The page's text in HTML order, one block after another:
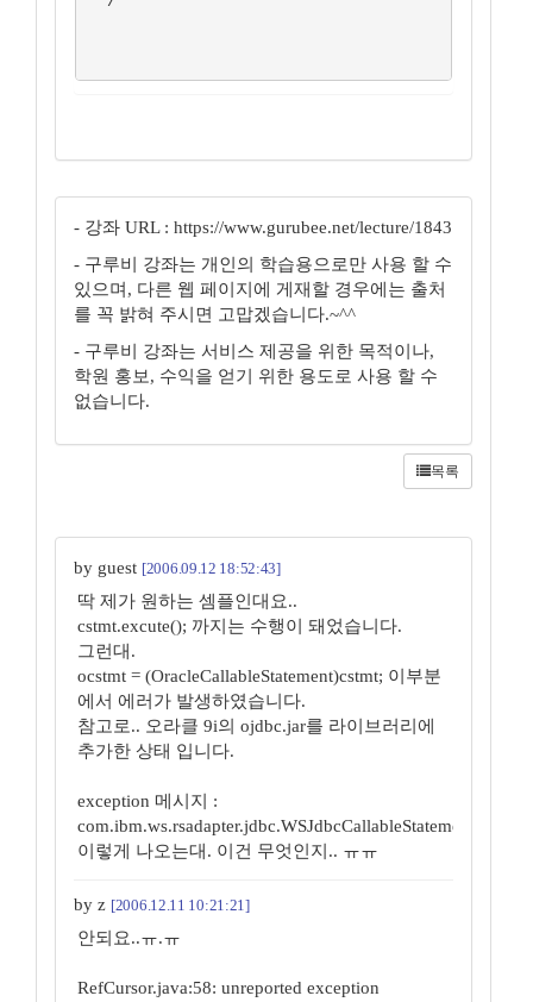
- 강좌 URL : https://www.gurubee.net/lecture/1843
- 구루비 강좌는 개인의 학습용으로만 사용 할 수
있으며, 다른 웹 페이지에 게재할 경우에는 출처
를 꼭 밝혀 주시면 고맙겠습니다.~^^
- 구루비 강좌는 서비스 제공을 위한 목적이나,
학원 홍보, 수익을 얻기 위한 용도로 사용 할 수
없습니다.
목록
by guest [2006.09.12 18:52:43]
딱 제가 원하는 셈플인대요..
cstmt.excute(); 까지는 수행이 돼었습니다.
그런대.
ocstmt = (OracleCallableStatement)cstmt; 이부분
에서 에러가 발생하였습니다.
참고로.. 오라클 9i의 ojdbc.jar를 라이브러리에
추가한 상태 입니다.
exception 메시지 :
com.ibm.ws.rsadapter.jdbc.WSJdbcCallableStatement
이렇게 나오는대. 이건 무엇인지.. ㅠㅠ
by z [2006.12.11 10:21:21]
안되요..ㅠ.ㅠ
RefCursor.java:58: unreported exception